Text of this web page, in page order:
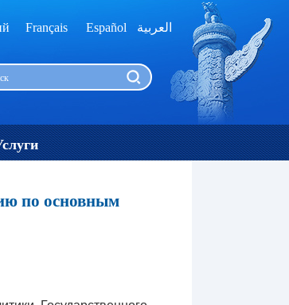
Français Español العربية
по основным